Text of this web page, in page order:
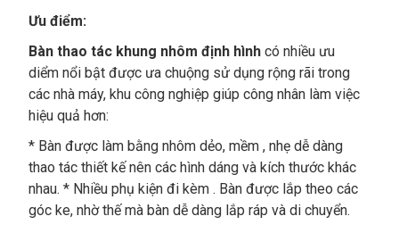
Ưu điểm:
Bàn thao tác khung nhôm định hìnhcó nhiều ưu
diểm nổi bật được ưa chuộng sử dụng rộng rãi trong
các nhà máy, khu công nghiệp giúp công nhân làm việc
hiệu quả hơn:
* Bàn được làm bằng nhôm dẻo, mềm , nhẹ dễ dàng
thao tác thiết kế nên các hình dáng và kích thước khác
nhau. * Nhiều phụ kiện đi kèm . Bàn được lắp theo các
góc ke, nhờ thế mà bàn dễ dàng lắp ráp và di chuyển.